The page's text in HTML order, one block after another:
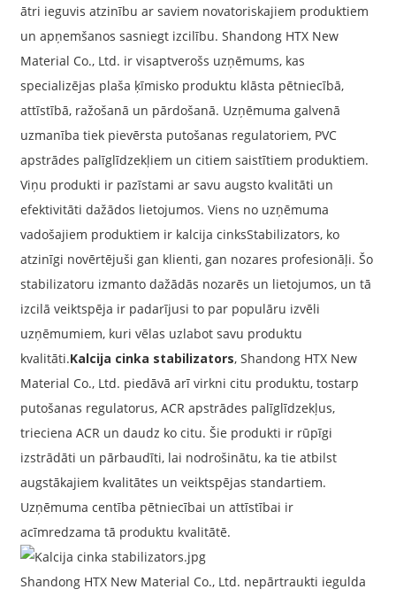
ātri ieguvis atzinību ar saviem novatoriskajiem produktiem
un apņemšanos sasniegt izcilību. Shandong HTX New
Material Co., Ltd. ir visaptverošs uzņēmums, kas
specializējas plaša ķīmisko produktu klāsta pētniecībā,
attīstībā, ražošanā un pārdošanā. Uzņēmuma galvenā
uzmanība tiek pievērsta putošanas regulatoriem, PVC
apstrādes palīglīdzekļiem un citiem saistītiem produktiem.
Viņu produkti ir pazīstami ar savu augsto kvalitāti un
efektivitāti dažādos lietojumos. Viens no uzņēmuma
vadošajiem produktiem ir kalcija cinksStabilizators, ko
atzinīgi novērtējuši gan klienti, gan nozares profesionāļi. Šo
stabilizatoru izmanto dažādās nozarēs un lietojumos, un tā
izcilā veiktspēja ir padarījusi to par populāru izvēli
uzņēmumiem, kuri vēlas uzlabot savu produktu
kvalitāti.Kalcija cinka stabilizators, Shandong HTX New
Material Co., Ltd. piedāvā arī virkni citu produktu, tostarp
putošanas regulatorus, ACR apstrādes palīglīdzekļus,
trieciena ACR un daudz ko citu. Šie produkti ir rūpīgi
izstrādāti un pārbaudīti, lai nodrošinātu, ka tie atbilst
augstākajiem kvalitātes un veiktspējas standartiem.
Uzņēmuma centība pētniecībai un attīstībai ir
acīmredzama tā produktu kvalitātē.
Shandong HTX New Material Co., Ltd. nepārtraukti iegulda